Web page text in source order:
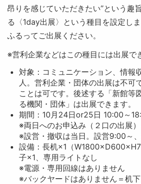
昂りを感じていただきたい”という趣
る〈1day出展〉という種目を設定しま
ふるってご出展ください。
※営利企業などはこの種目には出展で
対象：コミュニケーション、情報
人。営利企業・団体の出展は不可
ことは可です。後述する「新館等
る機関・団体」は出展できます。
期間：10月24日or25日 10:00～
※両日へのお申込み（２口の出展）
※設営・撤収は当日。設営9:00～
設備：長机×1（
子×1、専用ライトなし
※電源・専用回線はありません
※バックヤードはありません＝机下